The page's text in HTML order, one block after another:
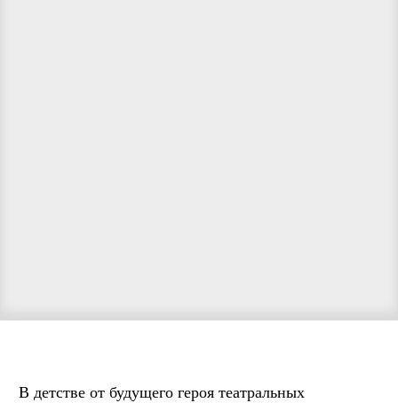
В детстве от будущего героя театральных